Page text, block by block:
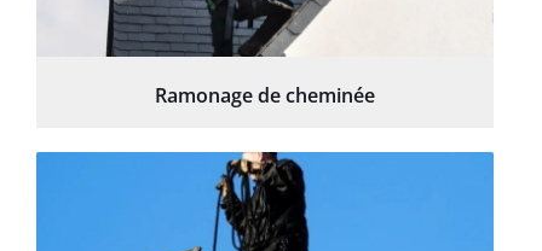
Ramonage de cheminée